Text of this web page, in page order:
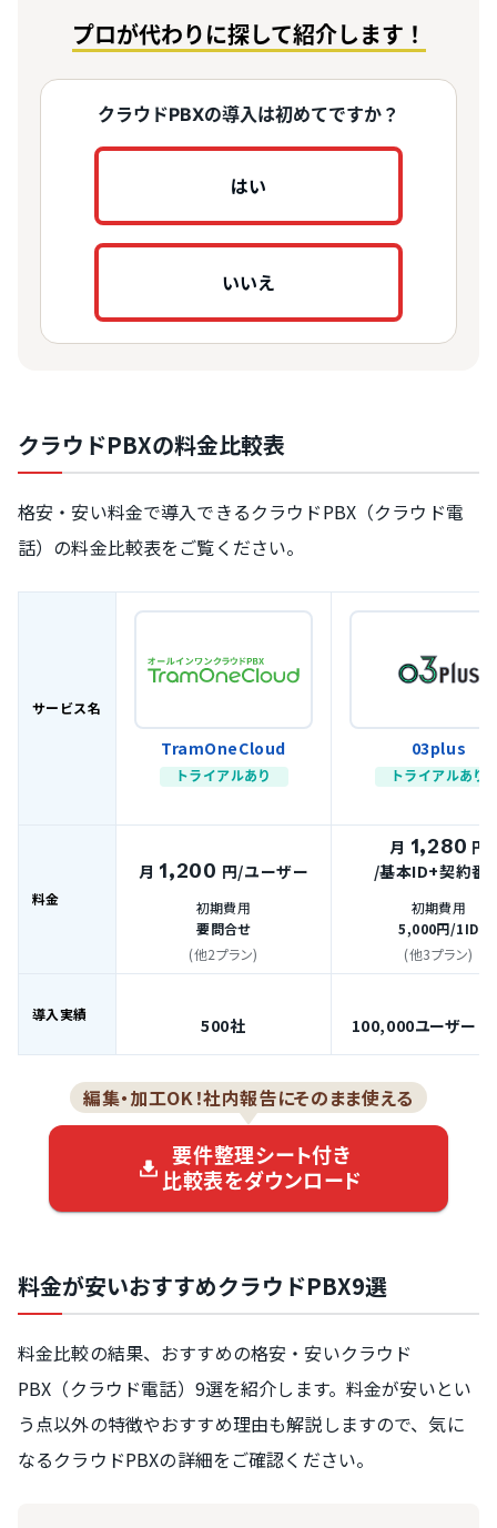
プロが代わりに探して紹介します！
クラウドPBXの導入は初めてですか？
はい
いいえ
クラウドPBXの料金比較表
格安・安い料金で導入できるクラウドPBX（クラウド電
話）の料金比較表をご覧ください。
サービス名
TramOneCloud
トライアルあり
03plus
トライアルあり
料金
月 1,200 円/ユーザー
初期費用
要問合せ
(他2プラン)
月 1,280 円
/基本ID+契約番
初期費用
5,000円/1ID
(他3プラン)
導入実績
500社 100,000ユーザー（
編集・加工OK！社内報告にそのまま使える
要件整理シート付き
比較表をダウンロード
料金が安いおすすめクラウドPBX9選
料金比較の結果、おすすめの格安・安いクラウド
PBX（クラウド電話）9選を紹介します。料金が安いとい
う点以外の特徴やおすすめ理由も解説しますので、気に
なるクラウドPBXの詳細をご確認ください。